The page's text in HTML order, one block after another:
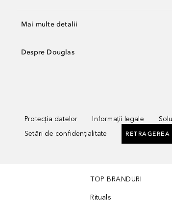
Mai multe detalii
Despre Douglas
Protecția datelor Informații legale
Setări de confidențialitate
TOP BRANDURI
Rituals